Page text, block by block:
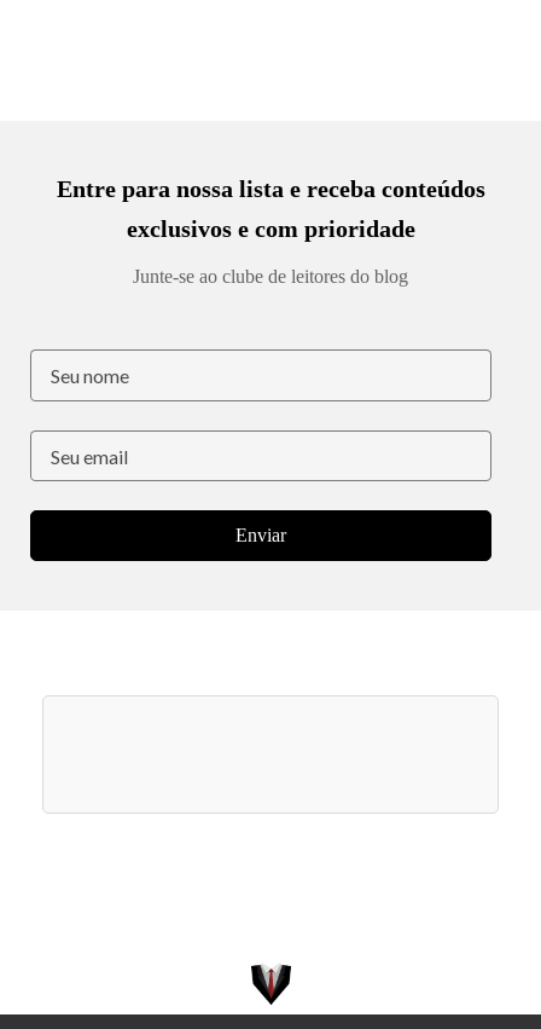
Entre para nossa lista e receba conteúdos
exclusivos e com prioridade
Junte-se ao clube de leitores do blog
Enviar